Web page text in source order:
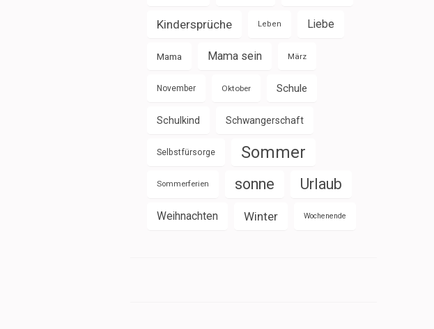
Kindersprüche Leben Liebe
Mama Mama sein März
November Oktober Schule
Schulkind Schwangerschaft
Selbstfürsorge Sommer
Sommerferien sonne Urlaub
Weihnachten Winter Wochenende